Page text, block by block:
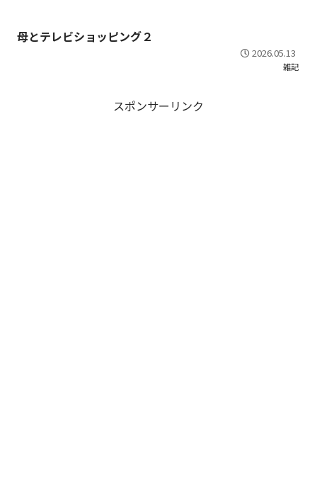
母とテレビショッピング２
2026.05.13
雑記
スポンサーリンク